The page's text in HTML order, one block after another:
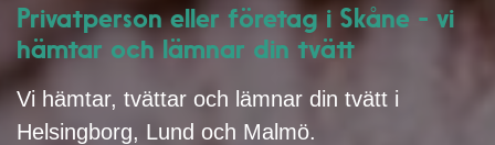
Privatperson eller företag i Skåne - vi
hämtar och lämnar din tvätt
Vi hämtar, tvättar och lämnar din tvätt i
Helsingborg, Lund och Malmö.